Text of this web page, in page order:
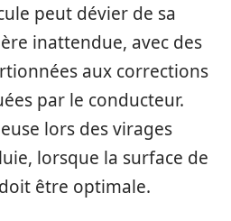
peut dévier de sa
inattendue, avec des
aux corrections
par le conducteur.
lors des virages
lorsque la surface de
être optimale.